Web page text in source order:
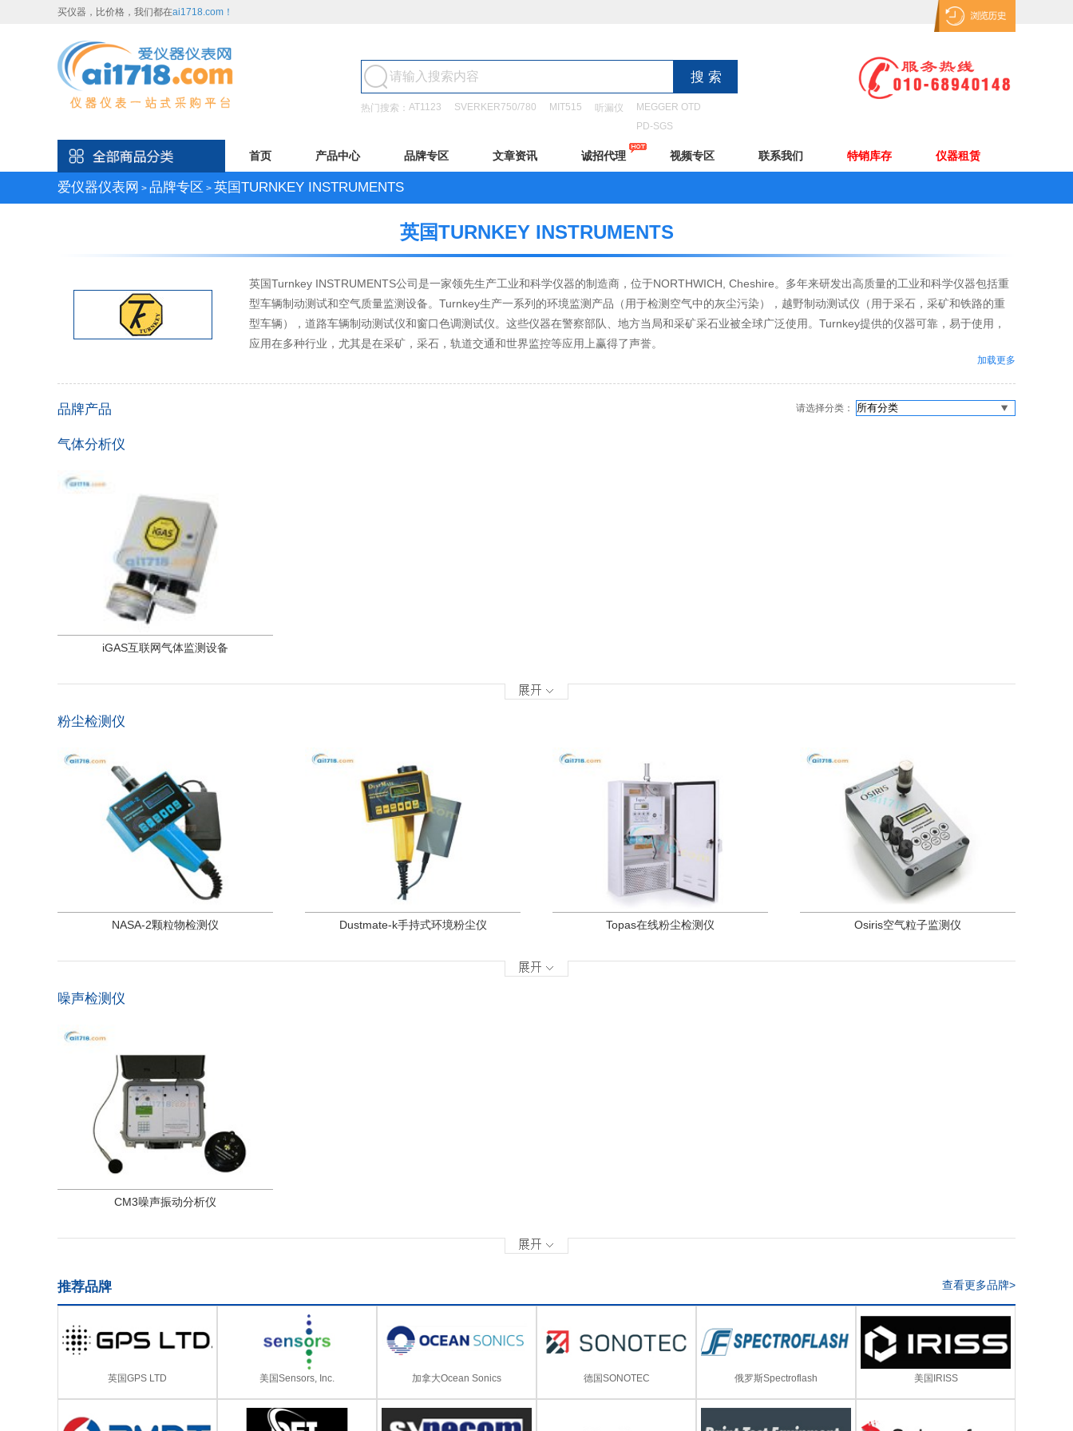
买仪器，比价格，我们都在ai1718.com！
热门搜索： AT1123 SVERKER750/780 MIT515 听漏仪
MEGGER OTD
PD-SGS
首页 产品中心 品牌专区 文章资讯 诚招代理 视频专区 联系我们 特销库存 仪器租赁
爱仪器仪表网 > 品牌专区 > 英国TURNKEY INSTRUMENTS
英国TURNKEY INSTRUMENTS
英国Turnkey INSTRUMENTS公司是一家领先生产工业和科学仪器的制造商，位于NORTHWICH, Cheshire。多年来研发出高质量的工业和科学仪器包括重
型车辆制动测试和空气质量监测设备。Turnkey生产一系列的环境监测产品（用于检测空气中的灰尘污染），越野制动测试仪（用于采石，采矿和铁路的重
型车辆），道路车辆制动测试仪和窗口色调测试仪。这些仪器在警察部队、地方当局和采矿采石业被全球广泛使用。Turnkey提供的仪器可靠，易于使用，
应用在多种行业，尤其是在采矿，采石，轨道交通和世界监控等应用上赢得了声誉。
加载更多
品牌产品 请选择分类：
气体分析仪
iGAS互联网气体监测设备
粉尘检测仪
NASA-2颗粒物检测仪 Dustmate-k手持式环境粉尘仪 Topas在线粉尘检测仪 Osiris空气粒子监测仪
噪声检测仪
CM3噪声振动分析仪
推荐品牌 查看更多品牌>
英国GPS LTD 美国Sensors, Inc. 加拿大Ocean Sonics 德国SONOTEC 俄罗斯Spectroflash 美国IRISS